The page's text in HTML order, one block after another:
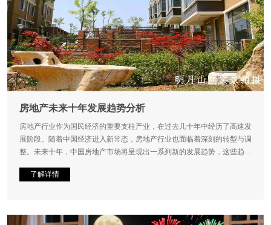
房地产未来十年发展趋势分析
房地产行业作为国民经济的重要支柱产业，在过去几十年中经历了高速发
展阶段。随着中国经济进入新常态，房地产行业也面临着深刻的转型与调
整。未来十年，中国房地产市场将呈现出一系列新的发展趋势，这些趋势
将从宏观经济环境、政策导向、市场需求、行业转型等维度，系统分析中
了解详情